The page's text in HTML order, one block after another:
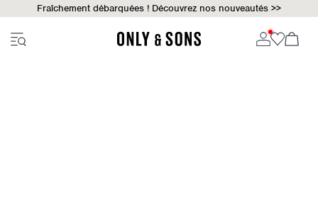
Fraîchement débarquées ! Découvrez nos nouveautés >>